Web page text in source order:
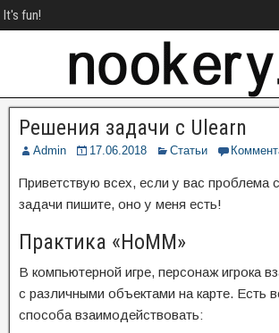
It's fun!
Решения задачи с Ulearn
Admin 17.06.2018 Статьи
Приветствую всех, если у вас проблема
задачи пишите, оно у меня есть!
Практика «HoMM»
В компьютерной игре, персонаж игрока
с различными объектами на карте. Есть
способа взаимодействовать: